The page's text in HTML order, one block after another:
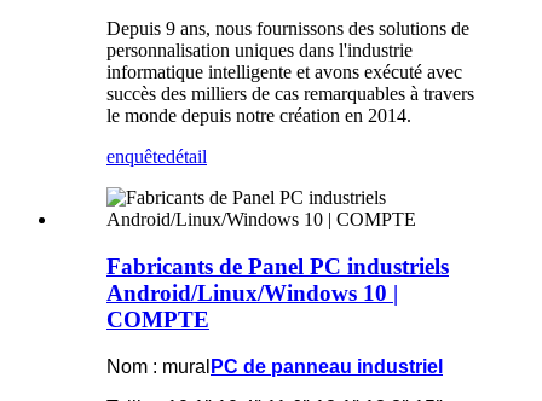
Depuis 9 ans, nous fournissons des solutions de
personnalisation uniques dans l'industrie
informatique intelligente et avons exécuté avec
succès des milliers de cas remarquables à travers
le monde depuis notre création en 2014.
enquêtedétail
Fabricants de Panel PC industriels
Android/Linux/Windows 10 |
COMPTE
Nom : mural PC de panneau industriel